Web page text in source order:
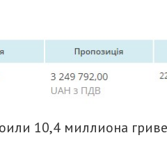
10,4 миллиона